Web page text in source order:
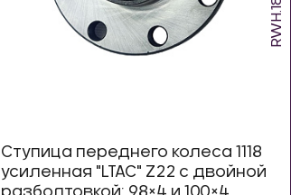
Ступица переднего колеса 1118
усиленная "LTAC" Z22 с двойной
разболтовкой: 98×4 и 100×4